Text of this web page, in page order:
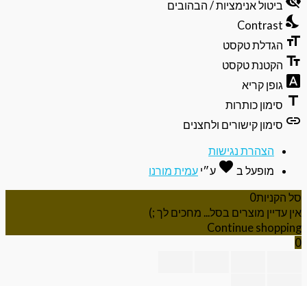
הנגישות
ביטול אנימציות / הבהובים
Contrast
הגדלת טקסט
הקטנת טקסט
גופן קריא
סימון כותרות
סימון קישורים ולחצנים
הצהרת נגישות
מופעל בfavoriteאהבה
ע״יעמית מורנו
הקניות0
עדיין מוצרים בסל... מחכים לך ;)
Continue